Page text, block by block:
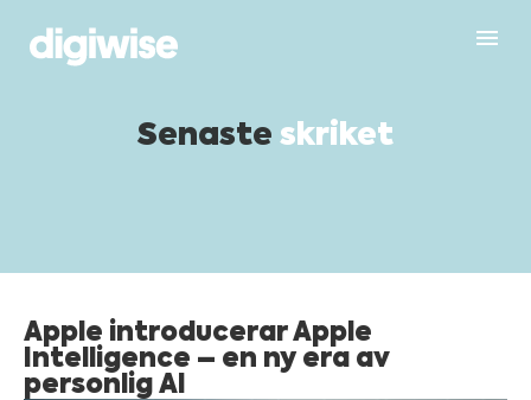
Senaste skriket
Apple introducerar Apple
Intelligence – en ny era av
personlig AI